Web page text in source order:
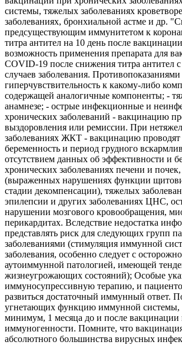
системы, тяжелых заболеваниях
заболеваниях, бронхиальной астме и др.
предсуществующим иммунитетом к
титра антител на 10 день после
возможность применения препарата для
COVID-19 после снижения титра антител
случаев заболевания.
гиперчувствительность к какому-либо
содержащей аналогичные компоненты; -
анамнезе; - острые инфекционные и
хронических заболеваний - вакцинацию
выздоровления или ремиссии. При
заболеваниях ЖКТ - вакцинацию
беременность и период грудного
отсутствием данных об эффективности и
хронических заболеваниях печени и
(выраженных нарушениях функции
стадии декомпенсации), тяжелых
эпилепсии и других заболеваниях ЦНС,
нарушении мозгового кровообращения,
перикардитах. Вследствие недостатка
представлять риск для следующих групп
заболеваниями (стимуляция иммунной
заболевания, особенно следует с
аутоиммунной патологией, имеющей
жизнеугрожающих состояний); Особые
иммуносупрессивную терапию, и
развиться достаточный иммунный ответ.
угнетающих функцию иммунной системы,
минимум, 1 месяца до и после вакцинации
иммуногенности. Помните, что
абсолютного большинства вирусных